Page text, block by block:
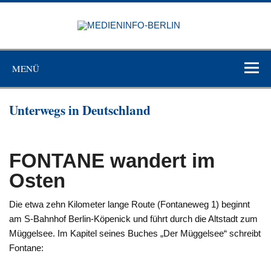
Zum
MENÜ
Unterwegs in Deutschland
FONTANE wandert im
Osten
Die etwa zehn Kilometer lange Route (Fontaneweg 1) beginnt
am S-Bahnhof Berlin-Köpenick und führt durch die Altstadt zum
Müggelsee. Im Kapitel seines Buches „Der Müggelsee“ schreibt
Fontane: